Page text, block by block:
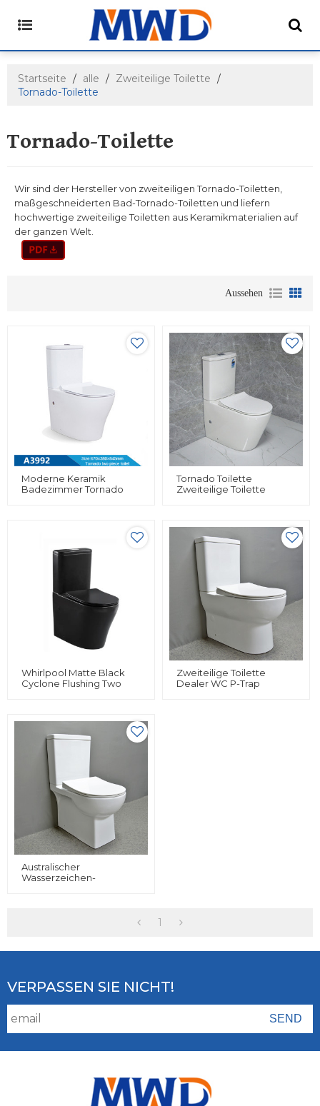
Startseite / alle / Zweiteilige Toilette /
Tornado-Toilette
Tornado-Toilette
Wir sind der Hersteller von zweiteiligen Tornado-Toiletten,
maßgeschneiderten Bad-Tornado-Toiletten und liefern
hochwertige zweiteilige Toiletten aus Keramikmaterialien auf
der ganzen Welt.
Aussehen
Moderne Keramik
Badezimmer Tornado
Tornado Toilette
Zweiteilige Toilette
Whirlpool Matte Black
Cyclone Flushing Two
Zweiteilige Toilette
Dealer WC P-Trap
Australischer
Wasserzeichen-
1
VERPASSEN SIE NICHT!